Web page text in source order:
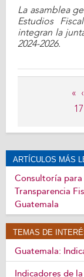
La asamblea
Estudios
integran la
2024-2026.
« ‹
17
ARTÍCULOS MÁS
Consultoría
Transparencia
Guatemala
TEMAS DE
Guatemala:
Indicadores de